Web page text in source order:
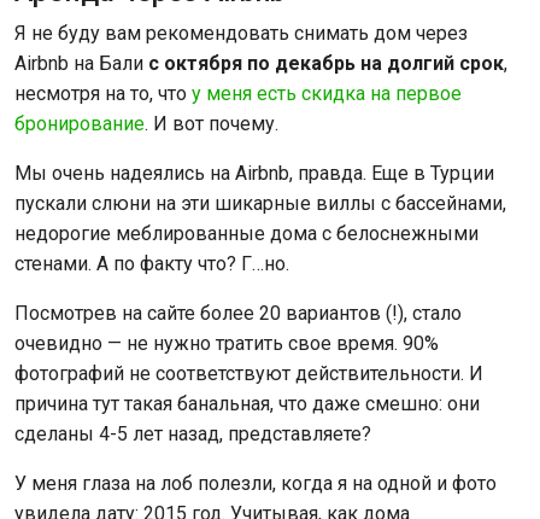
Я не буду вам рекомендовать снимать дом через
Airbnb на Бали с октября по декабрь на долгий срок,
несмотря на то, что у меня есть скидка на первое
бронирование. И вот почему.
Мы очень надеялись на Airbnb, правда. Еще в Турции
пускали слюни на эти шикарные виллы с бассейнами,
недорогие меблированные дома с белоснежными
стенами. А по факту что? Г…но.
Посмотрев на сайте более 20 вариантов (!), стало
очевидно — не нужно тратить свое время. 90%
фотографий не соответствуют действительности. И
причина тут такая банальная, что даже смешно: они
сделаны 4-5 лет назад, представляете?
У меня глаза на лоб полезли, когда я на одной и фото
увидела дату: 2015 год. Учитывая, как дома